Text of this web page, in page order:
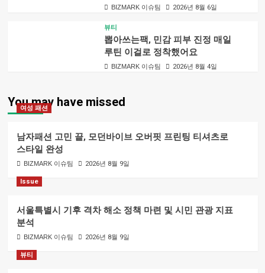
BIZMARK 이슈팀 2026년 8월 6일
뷰티
뽑아쓰는팩, 민감 피부 진정 매일
루틴 이걸로 정착했어요
BIZMARK 이슈팀 2026년 8월 4일
You may have missed
여성 패션
남자패션 고민 끝, 모던바이브 오버핏 프린팅 티셔츠로
스타일 완성
BIZMARK 이슈팀 2026년 8월 9일
Issue
서울특별시 기후 격차 해소 정책 마련 및 시민 관광 지표
분석
BIZMARK 이슈팀 2026년 8월 9일
뷰티